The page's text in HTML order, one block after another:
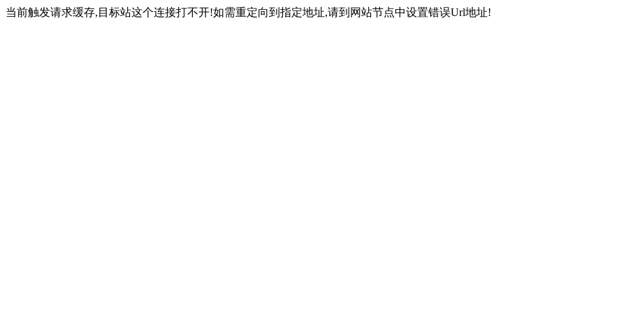
当前触发请求缓存,目标站这个连接打不开!如需重定向到指定地址,请到网站节点中设置错误Url地址!